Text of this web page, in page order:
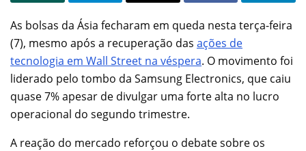
As bolsas da Ásia fecharam em queda nesta terça-feira
(7), mesmo após a recuperação das ações de
tecnologia em Wall Street na véspera. O movimento foi
liderado pelo tombo da Samsung Electronics, que caiu
quase 7% apesar de divulgar uma forte alta no lucro
operacional do segundo trimestre.
A reação do mercado reforçou o debate sobre os